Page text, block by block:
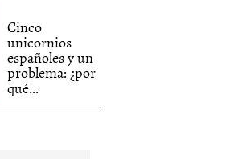
Cinco
unicornios
españoles y un
problema: ¿por
qué...